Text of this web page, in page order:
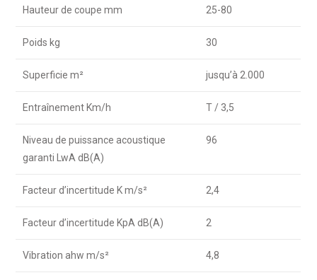
Hauteur de coupe mm 25-80
Poids kg 30
Superficie m² jusqu’à 2.000
Entraînement Km/h T / 3,5
Niveau de puissance acoustique
garanti LwA dB(A)
96
Facteur d’incertitude K m/s² 2,4
Facteur d’incertitude KpA dB(A) 2
Vibration ahw m/s² 4,8